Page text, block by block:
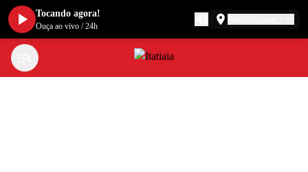
Tocando agora!
Ouça ao vivo /24h